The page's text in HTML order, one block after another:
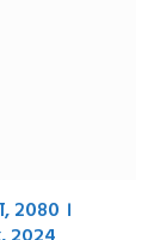
२०८० ।